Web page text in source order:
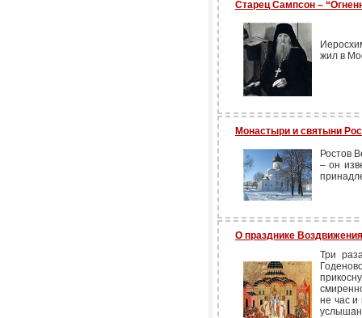
Старец Сампсон –
жил в
Монастыри и святыни
Ростов
– он
О празднике
Три
не час и